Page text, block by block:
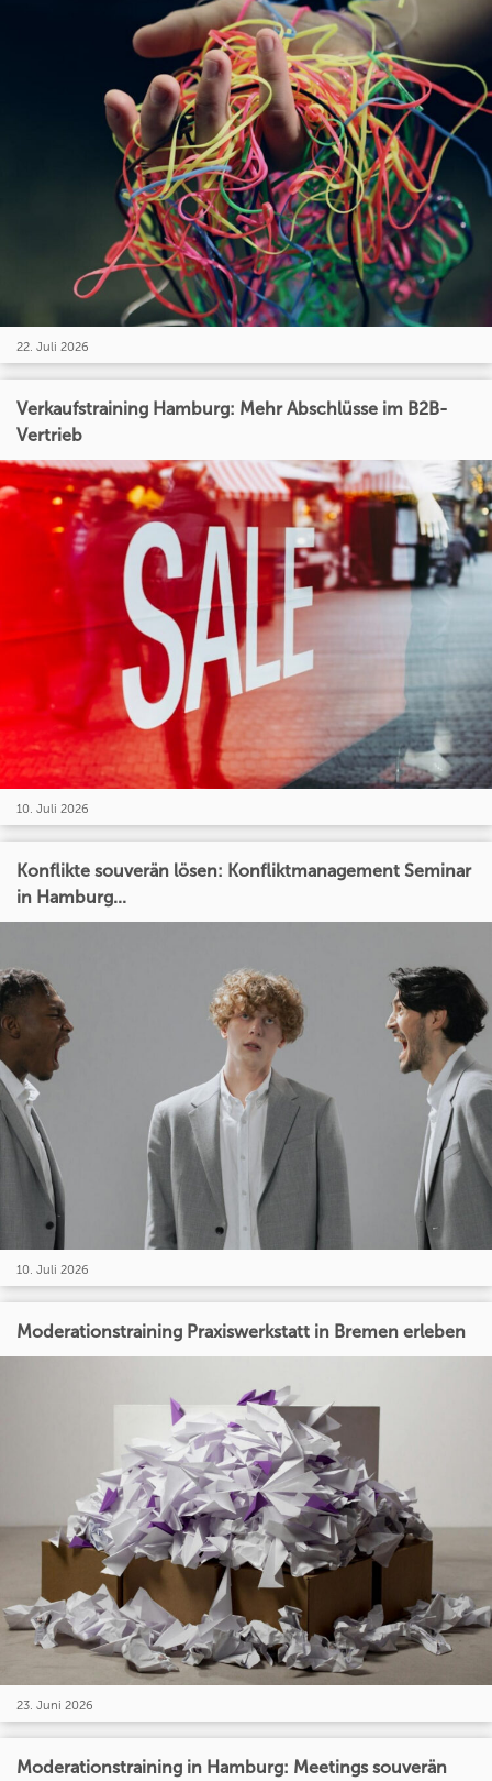
22. Juli 2026
Verkaufstraining Hamburg: Mehr Abschlüsse im B2B-
Vertrieb
10. Juli 2026
Konflikte souverän lösen: Konfliktmanagement Seminar
in Hamburg...
10. Juli 2026
Moderationstraining Praxiswerkstatt in Bremen erleben
23. Juni 2026
Moderationstraining in Hamburg: Meetings souverän